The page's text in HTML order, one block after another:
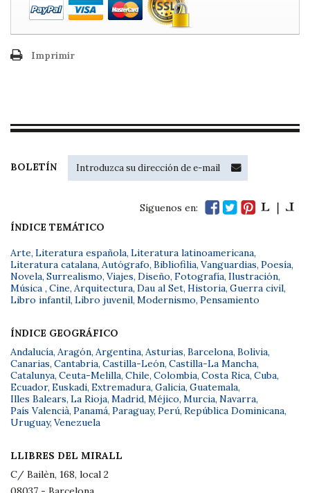
Imprimir
BOLETÍN
Síguenos en:
ÍNDICE TEMÁTICO
Arte, Literatura española, Literatura latinoamericana,
Literatura catalana, Autógrafo, Bibliofilia, Vanguardias, Poesía,
Novela, Surrealismo, Viajes, Diseño, Fotografía, Ilustración,
Música , Cine, Arquitectura, Dau al Set, Historia, Guerra civil,
Libro infantil, Libro juvenil, Modernismo, Pensamiento
ÍNDICE GEOGRÁFICO
Andalucía, Aragón, Argentina, Asturias, Barcelona, Bolivia,
Canarias, Cantabria, Castilla-León, Castilla-La Mancha,
Catalunya, Ceuta-Melilla, Chile, Colombia, Costa Rica, Cuba,
Ecuador, Euskadi, Extremadura, Galicia, Guatemala,
Illes Balears, La Rioja, Madrid, Méjico, Murcia, Navarra,
País Valencià, Panamá, Paraguay, Perú, República Dominicana,
Uruguay, Venezuela
LLIBRES DEL MIRALL
C/ Bailèn, 168, local 2